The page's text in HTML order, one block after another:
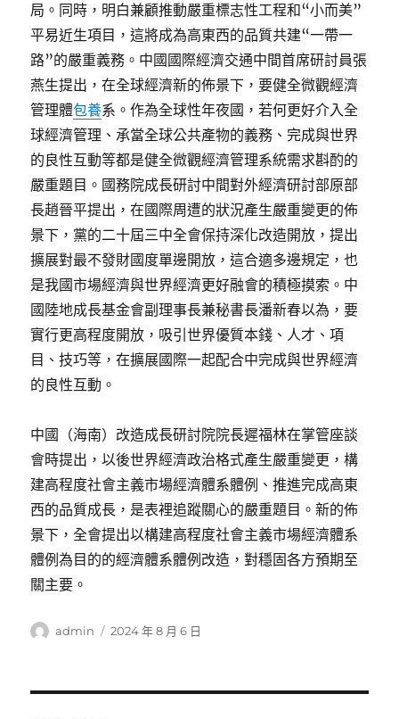
局。同時，明白兼顧推動嚴重標志性工程和“小而美”
平易近生項目，這將成為高東西的品質共建“一帶一
路”的嚴重義務。中國國際經濟交通中間首席研討員張
燕生提出，在全球經濟新的佈景下，要健全微觀經濟
管理體包養系。作為全球性年夜國，若何更好介入全
球經濟管理、承當全球公共產物的義務、完成與世界
的良性互動等都是健全微觀經濟管理系統需求斟酌的
嚴重題目。國務院成長研討中間對外經濟研討部原部
長趙晉平提出，在國際周遭的狀況產生嚴重變更的佈
景下，黨的二十屆三中全會保持深化改造開放，提出
擴展對最不發財國度單邊開放，這合適多邊規定，也
是我國市場經濟與世界經濟更好融會的積極摸索。中
國陸地成長基金會副理事長兼秘書長潘新春以為，要
實行更高程度開放，吸引世界優質本錢、人才、項
目、技巧等，在擴展國際一起配合中完成與世界經濟
的良性互動。
中國（海南）改造成長研討院院長遲福林在掌管座談
會時提出，以後世界經濟政治格式產生嚴重變更，構
建高程度社會主義市場經濟體系體例、推進完成高東
西的品質成長，是表裡追蹤關心的嚴重題目。新的佈
景下，全會提出以構建高程度社會主義市場經濟體系
體例為目的的經濟體系體例改造，對穩固各方預期至
關主要。
作
admin
發
2024 年 8 月 6 日